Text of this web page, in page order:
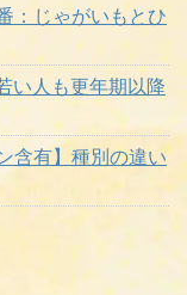
：じゃがいもとひ
い人も更年期以降
含有】種別の違い